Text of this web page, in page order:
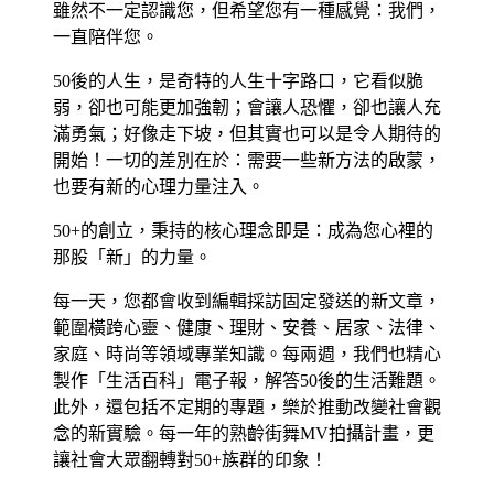
雖然不一定認識您，但希望您有一種感覺：我們，
一直陪伴您。
50後的人生，是奇特的人生十字路口，它看似脆
弱，卻也可能更加強韌；會讓人恐懼，卻也讓人充
滿勇氣；好像走下坡，但其實也可以是令人期待的
開始！一切的差別在於：需要一些新方法的啟蒙，
也要有新的心理力量注入。
50+的創立，秉持的核心理念即是：成為您心裡的
那股「新」的力量。
每一天，您都會收到編輯採訪固定發送的新文章，
範圍橫跨心靈、健康、理財、安養、居家、法律、
家庭、時尚等領域專業知識。每兩週，我們也精心
製作「生活百科」電子報，解答50後的生活難題。
此外，還包括不定期的專題，樂於推動改變社會觀
念的新實驗。每一年的熟齡街舞MV拍攝計畫，更
讓社會大眾翻轉對50+族群的印象！